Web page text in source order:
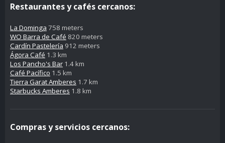
Restaurantes y cafés cercanos:
La Dominga 758 meters
WO Barra de Café 820 meters
Cardín Pastelería 912 meters
Ágora Café 1.3 km
Los Pancho's Bar 1.4 km
Café Pacífico 1.5 km
Tierra Garat Amberes 1.7 km
Starbucks Amberes 1.8 km
Compras y servicios cercanos: